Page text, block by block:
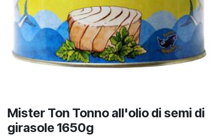
Mister Ton Tonno all'olio di semi di
girasole 1650g